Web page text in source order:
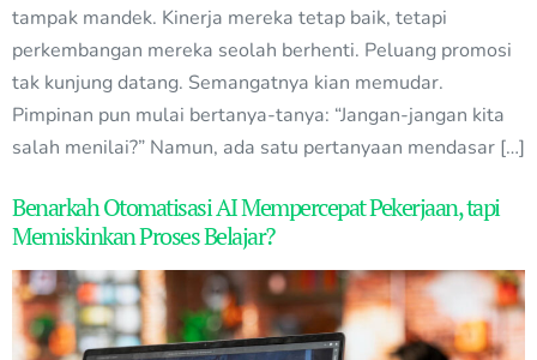
tampak mandek. Kinerja mereka tetap baik, tetapi
perkembangan mereka seolah berhenti. Peluang promosi
tak kunjung datang. Semangatnya kian memudar.
Pimpinan pun mulai bertanya-tanya: “Jangan-jangan kita
salah menilai?” Namun, ada satu pertanyaan mendasar […]
Benarkah Otomatisasi AI Mempercepat Pekerjaan, tapi
Memiskinkan Proses Belajar?